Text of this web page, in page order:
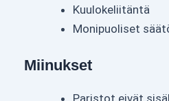
Kuulokeliitäntä
Monipuoliset
Miinukset
Paristot eivät